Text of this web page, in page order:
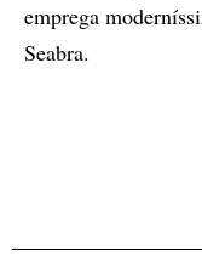
emprega
Seabra.